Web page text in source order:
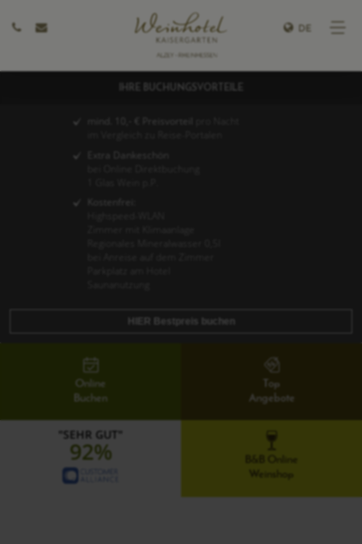
DE
Online
Buchen
Top
Angebote
"SEHR GUT"
92%
Weinshop
IHRE BUCHUNGSVORTEILE
HIER Bestpreis buchen